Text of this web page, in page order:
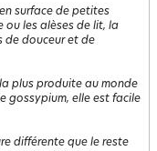
surface de petites
ou les alèses de lit, la
de douceur et de
plus produite au monde
gossypium, elle est facile
différente que le reste